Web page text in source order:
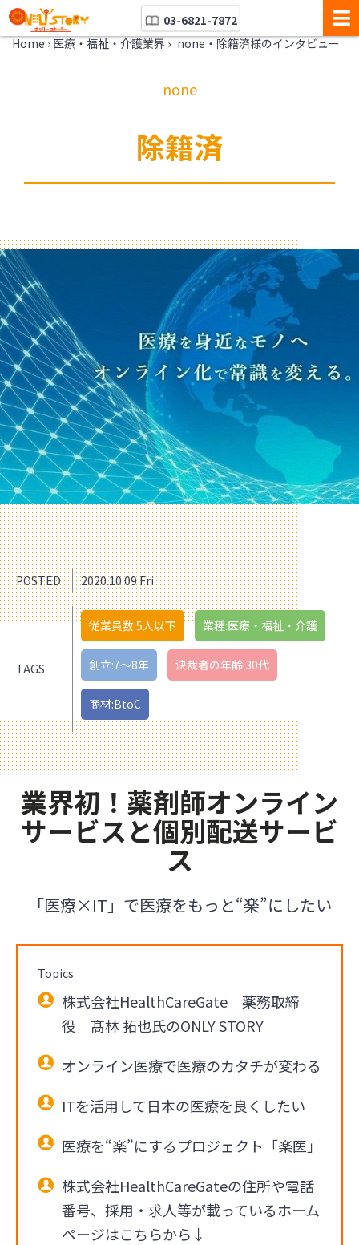
03-6821-7872
Home › 医療・福祉・介護業界 › none・除籍済様のインタビュー
none
除籍済
POSTED 2020.10.09 Fri
TAGS
従業員数:5人以下 業種:医療・福祉・介護
創立:7〜8年 決裁者の年齢:30代
商材:BtoC
業界初！薬剤師オンライン
サービスと個別配送サービ
ス
「医療×IT」で医療をもっと“楽”にしたい
Topics
株式会社HealthCareGate 薬務取締
役 髙林 拓也氏のONLY STORY
オンライン医療で医療のカタチが変わる
ITを活用して日本の医療を良くしたい
医療を“楽”にするプロジェクト「楽医」
株式会社HealthCareGateの住所や電話
番号、採用・求人等が載っているホーム
ページはこちらから↓